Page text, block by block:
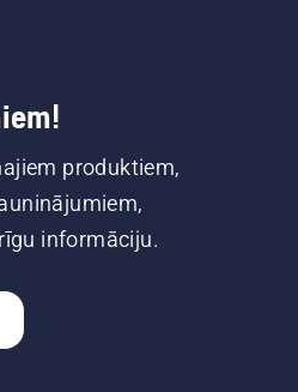
produktiem,
informāciju.